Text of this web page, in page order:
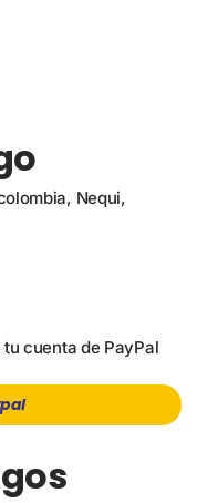
Nequi,
cuenta de PayPal